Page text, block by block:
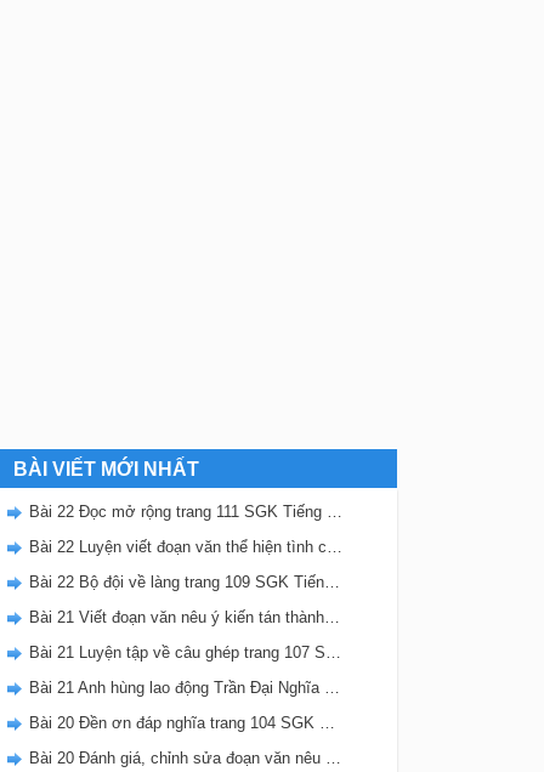
BÀI VIẾT MỚI NHẤT
Bài 22 Đọc mở rộng trang 111 SGK Tiếng Việt 5 Kết nối tri thức tập 2
Bài 22 Luyện viết đoạn văn thể hiện tình cảm, cảm xúc về một sự việc trang 111 SGK Tiếng Việt 5 Kết nối tri thức tập 2
Bài 22 Bộ đội về làng trang 109 SGK Tiếng Việt 5 Kết nối tri thức tập 2
Bài 21 Viết đoạn văn nêu ý kiến tán thành một sự việc, hiện tượng (Bài viết số 2) trang 108 SGK Tiếng Việt 5 Kết nối tri thức tập 2
Bài 21 Luyện tập về câu ghép trang 107 SGK Tiếng Việt 5 Kết nối tri thức tập 2
Bài 21 Anh hùng lao động Trần Đại Nghĩa trang 106 SGK Tiếng Việt 5 Kết nối tri thức tập 2
Bài 20 Đền ơn đáp nghĩa trang 104 SGK Tiếng Việt 5 Kết nối tri thức tập 2
Bài 20 Đánh giá, chỉnh sửa đoạn văn nêu ý kiến tán thành một sự vật, hiện tượng trang 103 SGK Tiếng Việt 5 Kết nối tri thức tập 2